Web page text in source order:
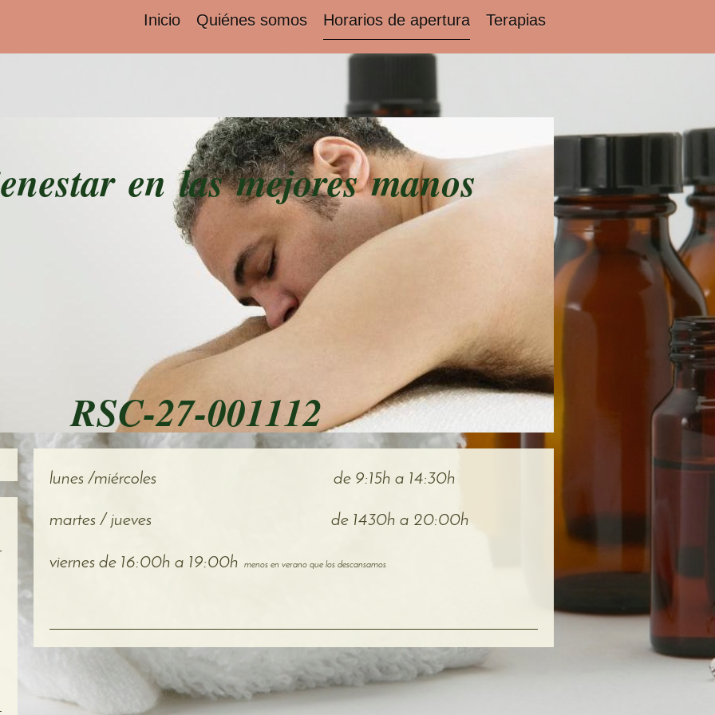
Inicio Quiénes somos Horarios de apertura Terapias
en las mejores manos
RSC-27-001112
lunes /miércoles de 9:15h a 14:30h
martes / jueves de 1430h a 20:00h
viernes de 16:00h a 19:00h menos en verano que los descansamos